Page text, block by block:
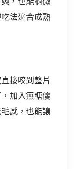
法適合成熟
接咬到整片
加入無糖優
感，也能讓